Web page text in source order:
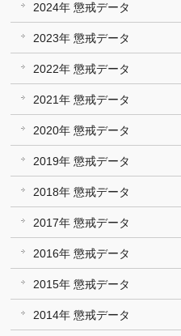
2024年 懲戒データ
2023年 懲戒データ
2022年 懲戒データ
2021年 懲戒データ
2020年 懲戒データ
2019年 懲戒データ
2018年 懲戒データ
2017年 懲戒データ
2016年 懲戒データ
2015年 懲戒データ
2014年 懲戒データ